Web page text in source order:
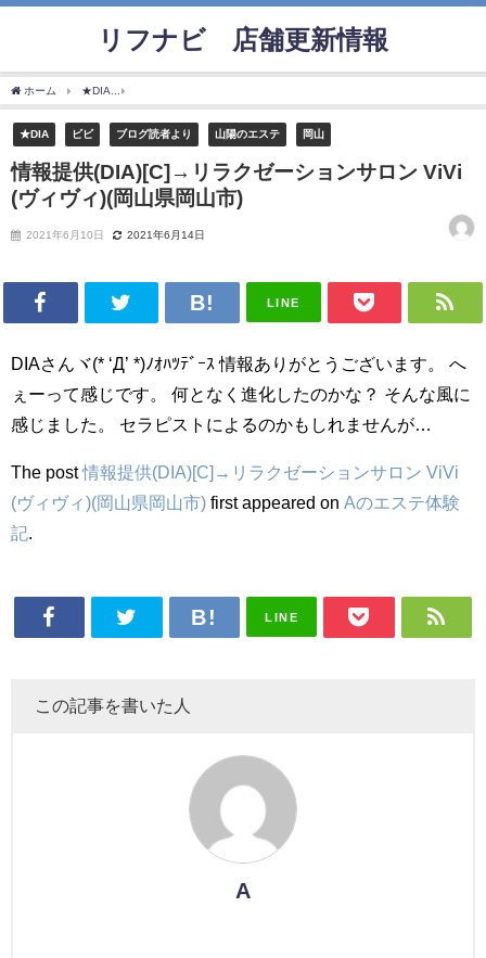
リフナビ®店舗更新情報
ホーム ★DIA
★DIA ビビ ブログ読者より 山陽のエステ 岡山
情報提供(DIA)[C]→リラクゼーションサロン ViVi
(ヴィヴィ)(岡山県岡山市)
2021年6月10日 2021年6月14日
LINE
DIAさんヾ(* ‘Д’ *)ﾉｵﾊﾂﾃﾞｰｽ 情報ありがとうございます。 へ
ぇーって感じです。 何となく進化したのかな？ そんな風に
感じました。 セラピストによるのかもしれませんが…
The post情報提供(DIA)[C]→リラクゼーションサロン ViVi
(ヴィヴィ)(岡山県岡山市) first appeared on Aのエステ体験
記
LINE
この記事を書いた人
A